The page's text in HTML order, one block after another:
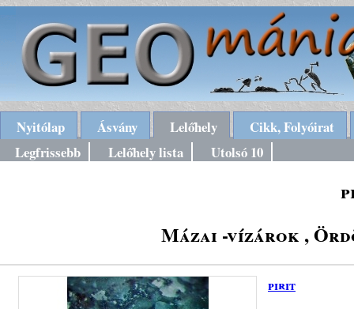
Nyitólap Ásvány Lelőhely
Cikk, Folyóirat
Legfrissebb
Lelőhely lista Utolsó 10
Mázai -vízárok ,
pirit